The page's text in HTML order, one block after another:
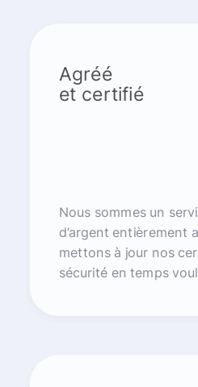
Agréé
et certifié
Nous sommes un
d’argent entièrement
mettons à jour nos
sécurité en temps